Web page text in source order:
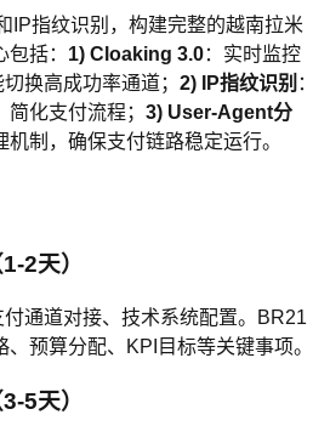
IP指纹识别，构建完整的越南拉米
括： 1) Cloaking 3.0：实时监控
换高成功率通道； 2) IP指纹识别 ：
化支付流程； 3) User-Agent分
制，确保支付链路稳定运行。
2天）
通道对接、技术系统配置。BR21
预算分配、KPI目标等关键事项。
5天）